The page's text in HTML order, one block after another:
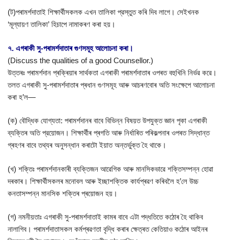
(ট)পৰামৰ্শদাতাই শিক্ষার্থীসকলক এখন তালিকা প্রস্তুত কৰি দিব লাগে। সেইখনক
‘মূল্যায়ণ তালিকা’ হিচাপে নামাকৰণ কৰা হয়।
৭. এগৰাকী সু-পৰামৰ্শদাতাৰ গুণসমূহ আলোচনা কৰা।
(Discuss the qualities of a good Counsellor.)
উত্তৰঃ পৰামর্শদান প্ৰক্ৰিয়াৰ সাৰ্থকতা এগৰাকী পৰামৰ্শদাতাৰ ওপৰত বহুখিনি নির্ভর করে।
তলত এগৰাকী সু-পৰামৰ্শদাতাৰ প্ৰধান গুণসমূহ আৰু আচৰণবোৰ অতি সংক্ষেপে আলোচনা
কৰা হ’ল—
(ক) বৌদ্ধিক যোগ্যতা: পৰামৰ্শদানৰ বাবে বিভিন্ন বিষয়ত উপযুক্ত জ্ঞান পৃকা এগৰাকী
ব্যক্তিৰ অতি প্রয়োজন। শিক্ষাৰ্থীৰ প্ৰগতি আৰু নিৰ্ধাৰিত পৰিকল্পনাৰ ওপৰত সিদ্ধান্ত
গ্ৰহণৰ বাবে তথ্যৰ অনুসন্ধান কৰাটো ইয়াত অন্তৰ্ভুক্ত হৈ থাকে।
(খ) শক্তিঃ পৰামৰ্শদানকাৰী ব্যক্তিজন আৱেগিক আৰু মানসিকভাৱে শক্তিসম্পন্ন হোৱা
দৰকাৰ। শিক্ষাৰ্থীসকলৰ মনোবল আৰু ইচ্ছাশক্তিক কার্যপ্ৰৱণ কৰিবলৈ হ’লে উচ্চ
কনতাসম্পন্ন মানসিক শক্তিৰ প্ৰয়োজন হয়।
(গ) নমনীয়তাঃ এগৰাকী সু-পৰামৰ্শদাতাই কামৰ বাবে এটা পদ্ধতিতে কঠোৰ হৈ থাকিব
নালাগিব। পৰামৰ্শদাতাসকল কর্মপ্ৰৱণতা বৃদ্ধি কৰাৰ ক্ষেত্ৰত কেতিয়াও কঠোৰ আইনৰ